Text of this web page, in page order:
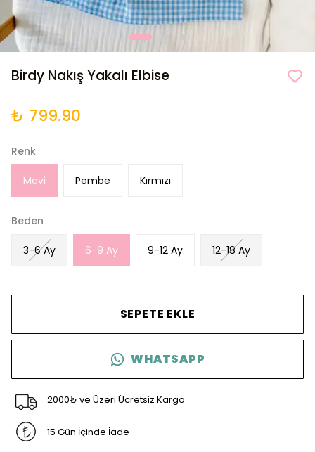
Birdy Nakış Yakalı Elbise
₺ 799.90
Renk
Mavi Pembe Kırmızı
Beden
3-6 Ay 6-9 Ay 9-12 Ay 12-18 Ay
SEPETE EKLE
WHATSAPP
2000₺ ve Üzeri Ücretsiz Kargo
15 Gün İçinde İade